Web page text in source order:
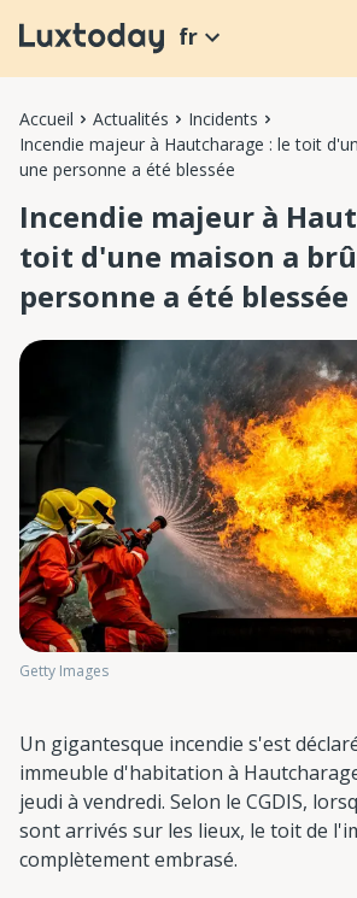
fr
Accueil Actualités
Incidents
Incendie majeur à Hautcharage : le toit
une personne a été blessée
Incendie majeur à
toit d'une maison a
personne a été blessée
Getty Images
Un gigantesque incendie s'est
immeuble d'habitation à
jeudi à vendredi. Selon le CGDIS,
sont arrivés sur les lieux, le toit de
complètement embrasé.